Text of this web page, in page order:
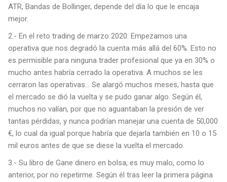
ATR, Bandas de Bollinger, depende del día lo que le encaja
mejor.
2.- En el reto trading de marzo 2020: Empezamos una
operativa que nos degradó la cuenta más allá del 60%. Esto no
es permisible para ninguna trader profesional que ya en 30% o
mucho antes habría cerrado la operativa. A muchos se les
cerraron las operativas… Se alargó muchos meses, hasta que
el mercado se dió la vuelta y se pudo ganar algo. Según él,
muchos no valían, por que no aguantaban la presión de ver
tantas pérdidas, y nunca podrían manejar una cuenta de 50,000
€, lo cual da igual porque habría que dejarla también en 10 o 15
mil euros antes de que se diese la vuelta el mercado.
3.- Su libro de Gane dinero en bolsa, es muy malo, como lo
anterior, por no repetirme. Según él tras leer la primera página